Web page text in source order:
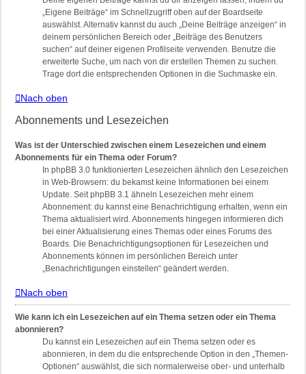
„Eigene Beiträge“ im Schnellzugriff oben auf der Boardseite
auswählst. Alternativ kannst du auch „Deine Beiträge anzeigen“ in
deinem persönlichen Bereich oder „Beiträge des Benutzers
suchen“ auf deiner eigenen Profilseite verwenden. Benutze die
erweiterte Suche, um nach von dir erstellen Themen zu suchen.
Trage dort die entsprechenden Optionen in die Suchmaske ein.
Nach oben
Abonnements und Lesezeichen
Was ist der Unterschied zwischen einem Lesezeichen und einem
Abonnements für ein Thema oder Forum?
In phpBB 3.0 funktionierten Lesezeichen ähnlich den Lesezeichen
in Web-Browsern: du bekamst keine Informationen bei einem
Update. Seit phpBB 3.1 ähneln Lesezeichen mehr einem
Abonnement: du kannst eine Benachrichtigung erhalten, wenn ein
Thema aktualisiert wird. Abonnements hingegen informieren dich
bei einer Aktualisierung eines Themas oder eines Forums des
Boards. Die Benachrichtigungsoptionen für Lesezeichen und
Abonnements können im persönlichen Bereich unter
„Benachrichtigungen einstellen“ geändert werden.
Nach oben
Wie kann ich ein Lesezeichen auf ein Thema setzen oder ein Thema
abonnieren?
Du kannst ein Lesezeichen auf ein Thema setzen oder es
abonnieren, in dem du die entsprechende Option in den „Themen-
Optionen“ auswählst, die sich normalerweise ober- und unterhalb